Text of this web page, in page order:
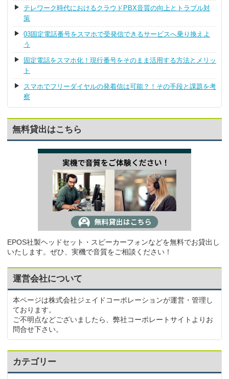
テレワーク時代におけるクラウドPBX音質の向上とトラブル対
策
03固定電話番号をスマホで受発信できるサービスへ乗り換えよ
う
固定電話をスマホ化！現行番号をそのまま活用する方法とメリッ
ト
スマホでフリーダイヤルの発着信は可能？！その手段と課題を考
察
無料貸出はこちら
EPOS社製ヘッドセット・スピーカーフォンなどを無料でお貸出し
いたします。ぜひ、実機で音質をご相談ください！
運営会社について
本ページは株式会社ジェイドコーポレーションが運営・管理し
ております。
ご不明点などございましたら、弊社コーポレートサイトよりお
問合せ下さい。
カテゴリー